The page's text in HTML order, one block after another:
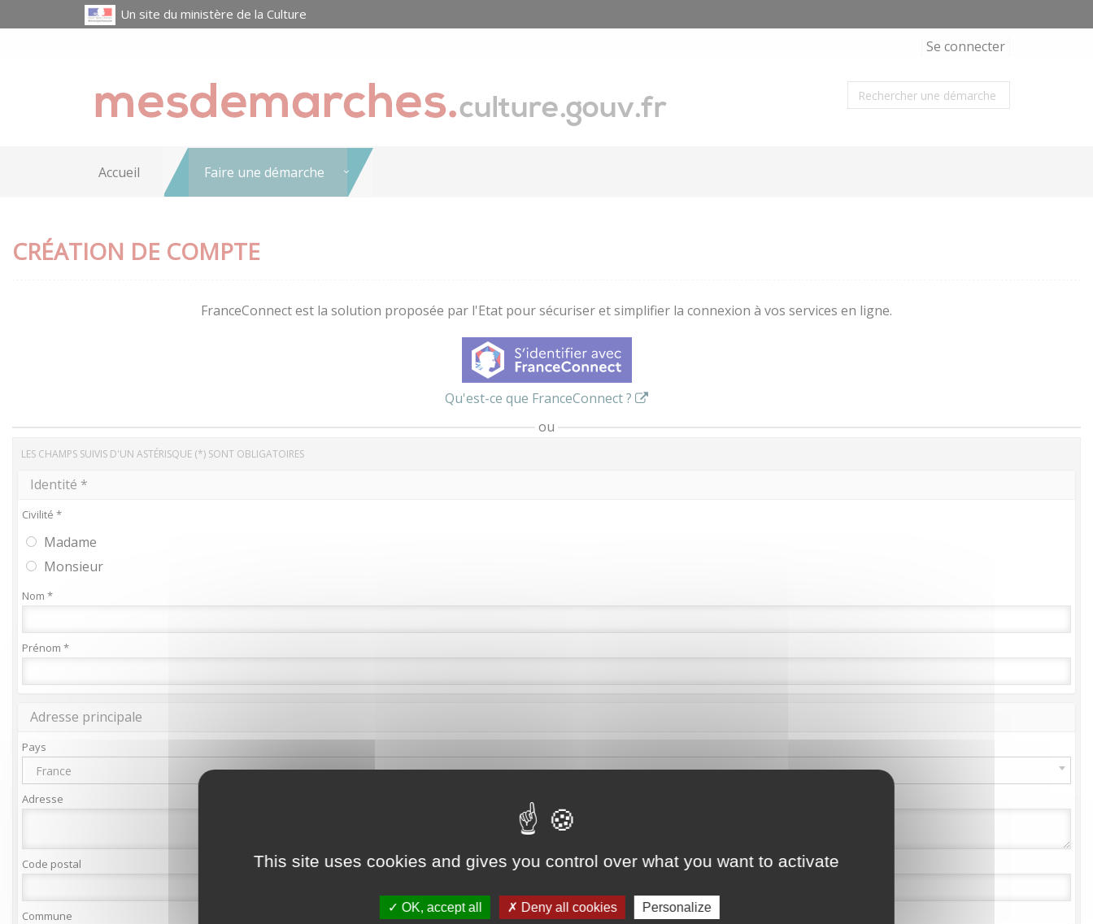
This site uses cookies and gives you control over what you want to activate
OK, accept all Deny all cookies Personalize
Un site du ministère de la Culture
Se connecter
Accueil Faire une démarche
CRÉATION DE COMPTE
FranceConnect est la solution proposée par l'Etat pour sécuriser et simplifier la connexion à vos services en ligne.
Qu'est-ce que FranceConnect ?
ou
LES CHAMPS SUIVIS D'UN ASTÉRISQUE (*) SONT OBLIGATOIRES
Identité *
Civilité *
Madame
Monsieur
Nom *
Prénom *
Adresse principale
Pays
France
Adresse
Code postal
Commune